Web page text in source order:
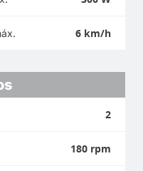
6 km/h
2
180 rpm